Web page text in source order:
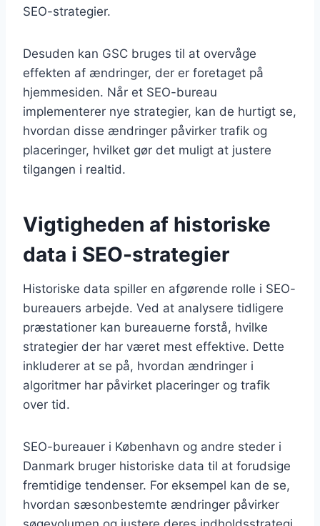
SEO-strategier.
Desuden kan GSC bruges til at overvåge
effekten af ændringer, der er foretaget på
hjemmesiden. Når et SEO-bureau
implementerer nye strategier, kan de hurtigt se,
hvordan disse ændringer påvirker trafik og
placeringer, hvilket gør det muligt at justere
tilgangen i realtid.
Vigtigheden af historiske
data i SEO-strategier
Historiske data spiller en afgørende rolle i SEO-
bureauers arbejde. Ved at analysere tidligere
præstationer kan bureauerne forstå, hvilke
strategier der har været mest effektive. Dette
inkluderer at se på, hvordan ændringer i
algoritmer har påvirket placeringer og trafik
over tid.
SEO-bureauer i København og andre steder i
Danmark bruger historiske data til at forudsige
fremtidige tendenser. For eksempel kan de se,
hvordan sæsonbestemte ændringer påvirker